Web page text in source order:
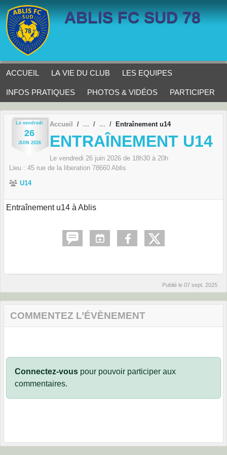
ABLIS FC SUD 78
ACCUEIL LA VIE DU CLUB LES EQUIPES
INFOS PRATIQUES PHOTOS & VIDÉOS PARTICIPER
Le vendredi
26
JUIN 2026
Accueil Entraînement u14
ENTRAÎNEMENT U14
Le vendredi 26 juin 2026 de 18h30 à 20h
Lieu : 45 rue de la liberation 78660 Ablis
U14
Entraînement u14 à Ablis
Publié le 07 sept. 2025
COMMENTEZ L’ÉVÈNEMENT
Connectez-vous pour pouvoir participer aux
commentaires.
Panneau de gestion des cookies